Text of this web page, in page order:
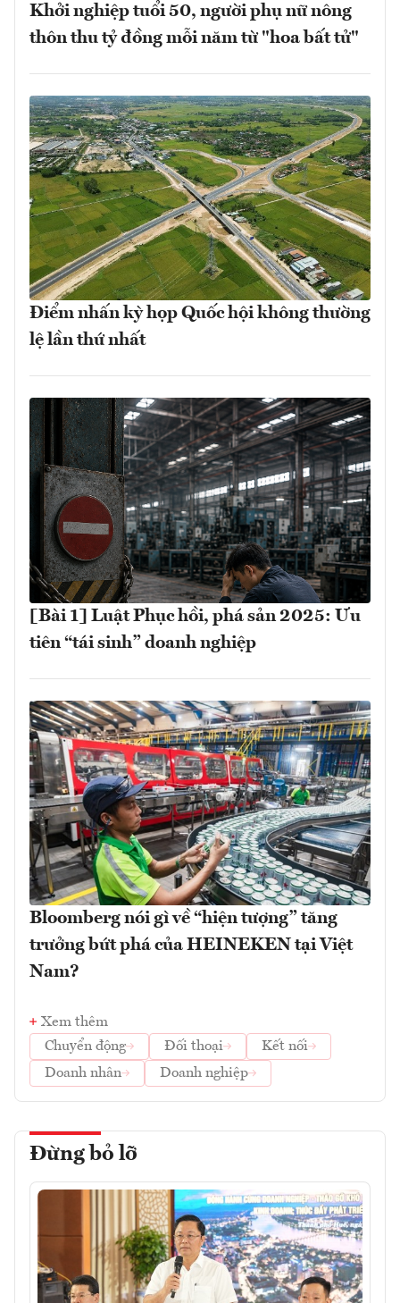
Khởi nghiệp tuổi 50, người phụ nữ nông
thôn thu tỷ đồng mỗi năm từ "hoa bất tử"
Điểm nhấn kỳ họp Quốc hội không thường
lệ lần thứ nhất
[Bài 1] Luật Phục hồi, phá sản 2025: Ưu
tiên “tái sinh” doanh nghiệp
Bloomberg nói gì về “hiện tượng” tăng
trưởng bứt phá của HEINEKEN tại Việt
Nam?
Xem thêm
Chuyển động
Đối thoại
Kết nối
Doanh nhân
Doanh nghiệp
Đừng bỏ lỡ